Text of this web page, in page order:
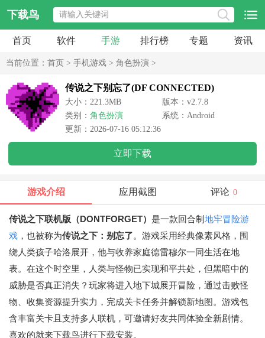
下载鸟
首页 软件 手游 排行榜 专题 资讯
当前位置： 首页 > 手机游戏 > 角色扮演 >
传说之下别忘了(DF CONNECTED)
大小：221.3MB
版本：v2.7.8
类别： 角色扮演
系统：Android
更新：2026-07-16 05:12:36
立即下载
游戏介绍 应用截图 评论 0
传说之下联机版（DONTFORGET） 是一款回合制 地牢冒险游
戏 ，也被称为传说之下：别忘了。游戏采用经典像素风格，围
绕人类孩子哈洛展开，他与收养家庭德雷穆尔一同生活在地
表。在这个时空里，人类与怪物已实现和平共处，但黑暗中的
威胁是否真正消失？玩家将进入地下城展开冒险，通过击败怪
物、收集资源提升实力，完成关卡任务并解锁新地图。游戏包
含丰富关卡且支持多人联机，可邀请好友共同体验全新剧情。
喜欢的就来下载鸟进行下载安装。